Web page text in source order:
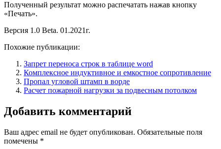
Полученный результат можно распечатать нажав кнопку
«Печать».
Версия 1.0 Beta. 01.2021г.
Похожие публикации:
Запрет переноса строк в таблице word
Комплексное индуктивное и емкостное сопротивление
Пропал угловой штамп в ворде
Расчет пожарной нагрузки за подвесным потолком
Добавить комментарий
Ваш адрес email не будет опубликован. Обязательные поля
помечены *